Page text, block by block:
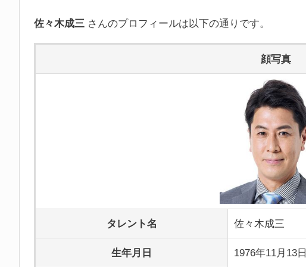
佐々木成三 さんのプロフィールは以下の通りです。
顔写真
タレント名 佐々木成三
生年月日 1976年11月13日